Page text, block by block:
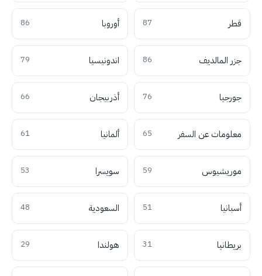
قطر 87 أوروبا 86
جزر المالديف 86 اندونيسيا 79
جورجيا 76 أذربيجان 66
معلومات عن السفر 65 ألمانيا 61
موريشيوس 59 سويسرا 53
أسبانيا 51 السعودية 48
بريطانيا 31 هولندا 29